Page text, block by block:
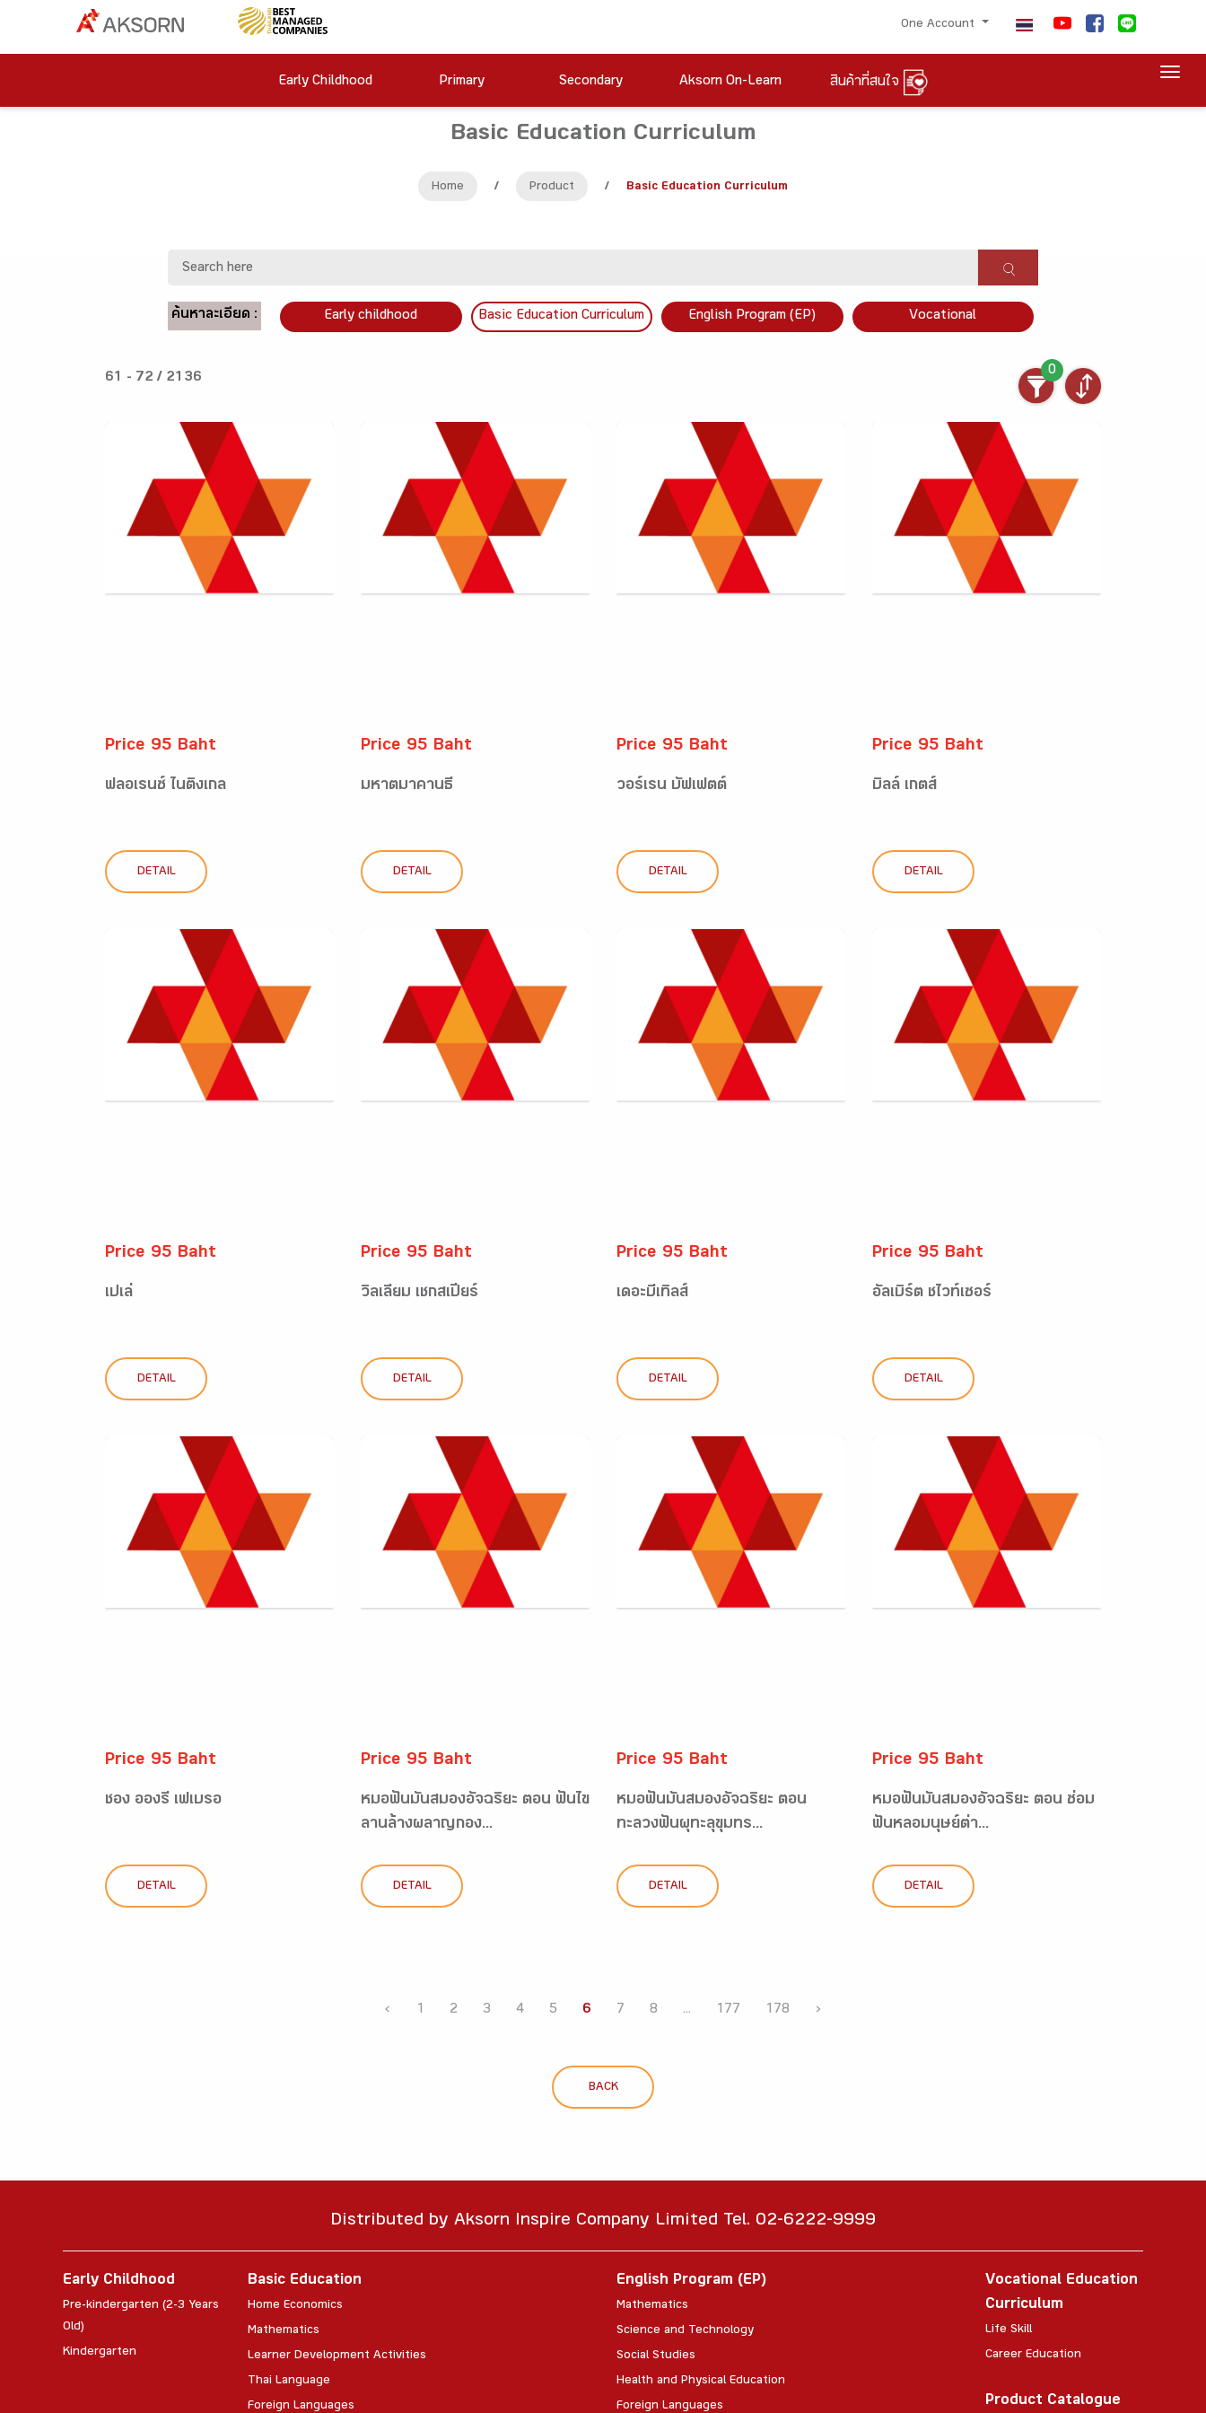
One Account
Early Childhood Primary Secondary Aksorn On-Learn สินค้าที่สนใจ
Basic Education Curriculum
Home / Product / Basic Education Curriculum
ค้นหาละเอียด : Early childhood Basic Education Curriculum English Program (EP) Vocational
61 - 72 / 2136
0
Price 95 Baht
ฟลอเรนซ์ ไนติงเกล
DETAIL
Price 95 Baht
มหาตมาคานธี
DETAIL
Price 95 Baht
วอร์เรน บัฟเฟตต์
DETAIL
Price 95 Baht
บิลล์ เกตส์
DETAIL
Price 95 Baht
เปเล่
DETAIL
Price 95 Baht
วิลเลียม เชกสเปียร์
DETAIL
Price 95 Baht
เดอะบีเทิลส์
DETAIL
Price 95 Baht
อัลเบิร์ต ชไวท์เซอร์
DETAIL
Price 95 Baht
ชอง อองรี เฟเบรอ
DETAIL
Price 95 Baht
หมอฟันมันสมองอัจฉริยะ ตอน ฟันไข
ลานล้างผลาญกอง...
DETAIL
Price 95 Baht
หมอฟันมันสมองอัจฉริยะ ตอน
ทะลวงฟันผุทะลุขุมทร...
DETAIL
Price 95 Baht
หมอฟันมันสมองอัจฉริยะ ตอน ซ่อม
ฟันหลอมนุษย์ต่า...
DETAIL
‹ 1 2 3 4 5 6 7 8 ... 177 178 ›
BACK
Distributed by Aksorn Inspire Company Limited Tel. 02-6222-9999
Early Childhood
Pre-kindergarten (2-3 Years
Old)
Kindergarten
Basic Education
Home Economics
Mathematics
Learner Development Activities
Thai Language
Foreign Languages
English Program (EP)
Mathematics
Science and Technology
Social Studies
Health and Physical Education
Foreign Languages
Vocational Education
Curriculum
Life Skill
Career Education
Product Catalogue